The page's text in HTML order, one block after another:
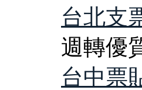
台北支
週轉優
台中票